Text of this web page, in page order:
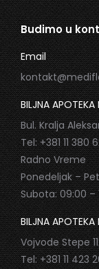
Budimo u
Email
BILJNA APOTEKA
Bul. Kralja
Tel: +381 11 380
Radno Vreme
Ponedeljak –
Subota: 09:00 –
BILJNA APOTEKA
Vojvode Stepe
Tel: +381 11 423